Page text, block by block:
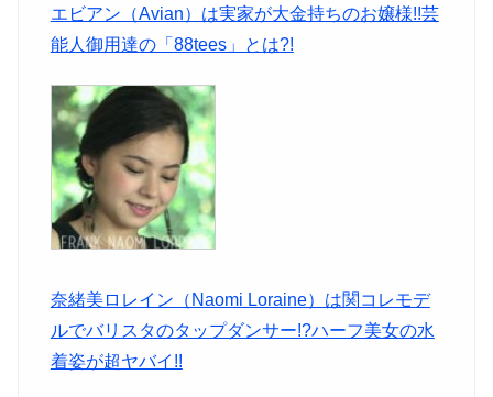
エビアン（Avian）は実家が大金持ちのお嬢様!!芸
能人御用達の「88tees」とは?!
奈緒美ロレイン（Naomi Loraine）は関コレモデ
ルでバリスタのタップダンサー!?ハーフ美女の水
着姿が超ヤバイ!!